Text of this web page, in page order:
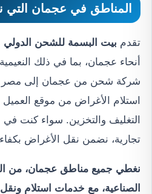
المناطق في عجمان التي
تقدم بيت البسمة للشحن الدولي
أنحاء عجمان، بما في ذلك
شركة شحن من عجمان إلى مصر
استلام الأغراض من موقع
التغليف والتخزين. سواء كنت
تجارية، نضمن نقل الأغراض
نغطي جميع مناطق عجمان، من
الصناعية، مع خدمات استلام